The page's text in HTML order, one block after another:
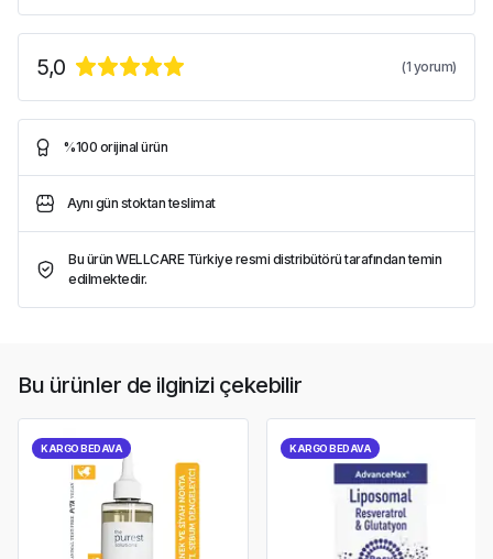
5,0 (1 yorum)
%100 orijinal ürün
Aynı gün stoktan teslimat
Bu ürün WELLCARE Türkiye resmi distribütörü tarafından temin
edilmektedir.
Bu ürünler de ilginizi çekebilir
KARGO BEDAVA KARGO BEDAVA